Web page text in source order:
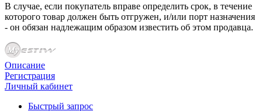
В случае, если покупатель вправе определить срок, в течение
которого товар должен быть отгружен, и/или порт назначения
- он обязан надлежащим образом известить об этом продавца.
Описание
Регистрация
Личный кабинет
Быстрый запрос